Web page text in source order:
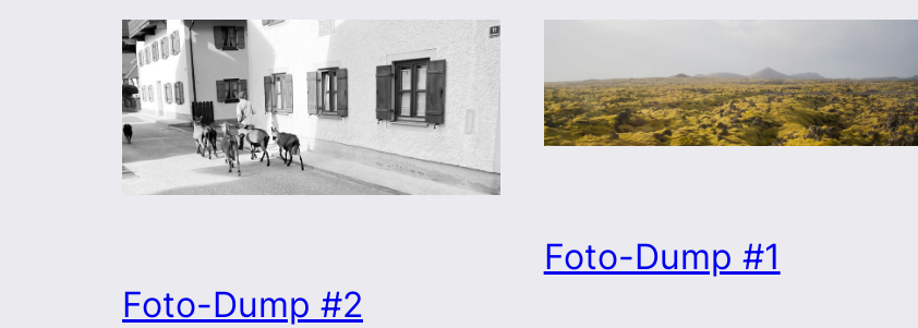
Foto-Dump #2
Foto-Dump #1